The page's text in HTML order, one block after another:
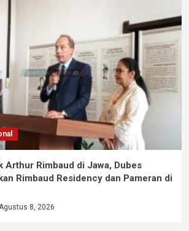
Arthur Rimbaud di Jawa, Dubes
Rimbaud Residency dan Pameran di
Agustus 8, 2026